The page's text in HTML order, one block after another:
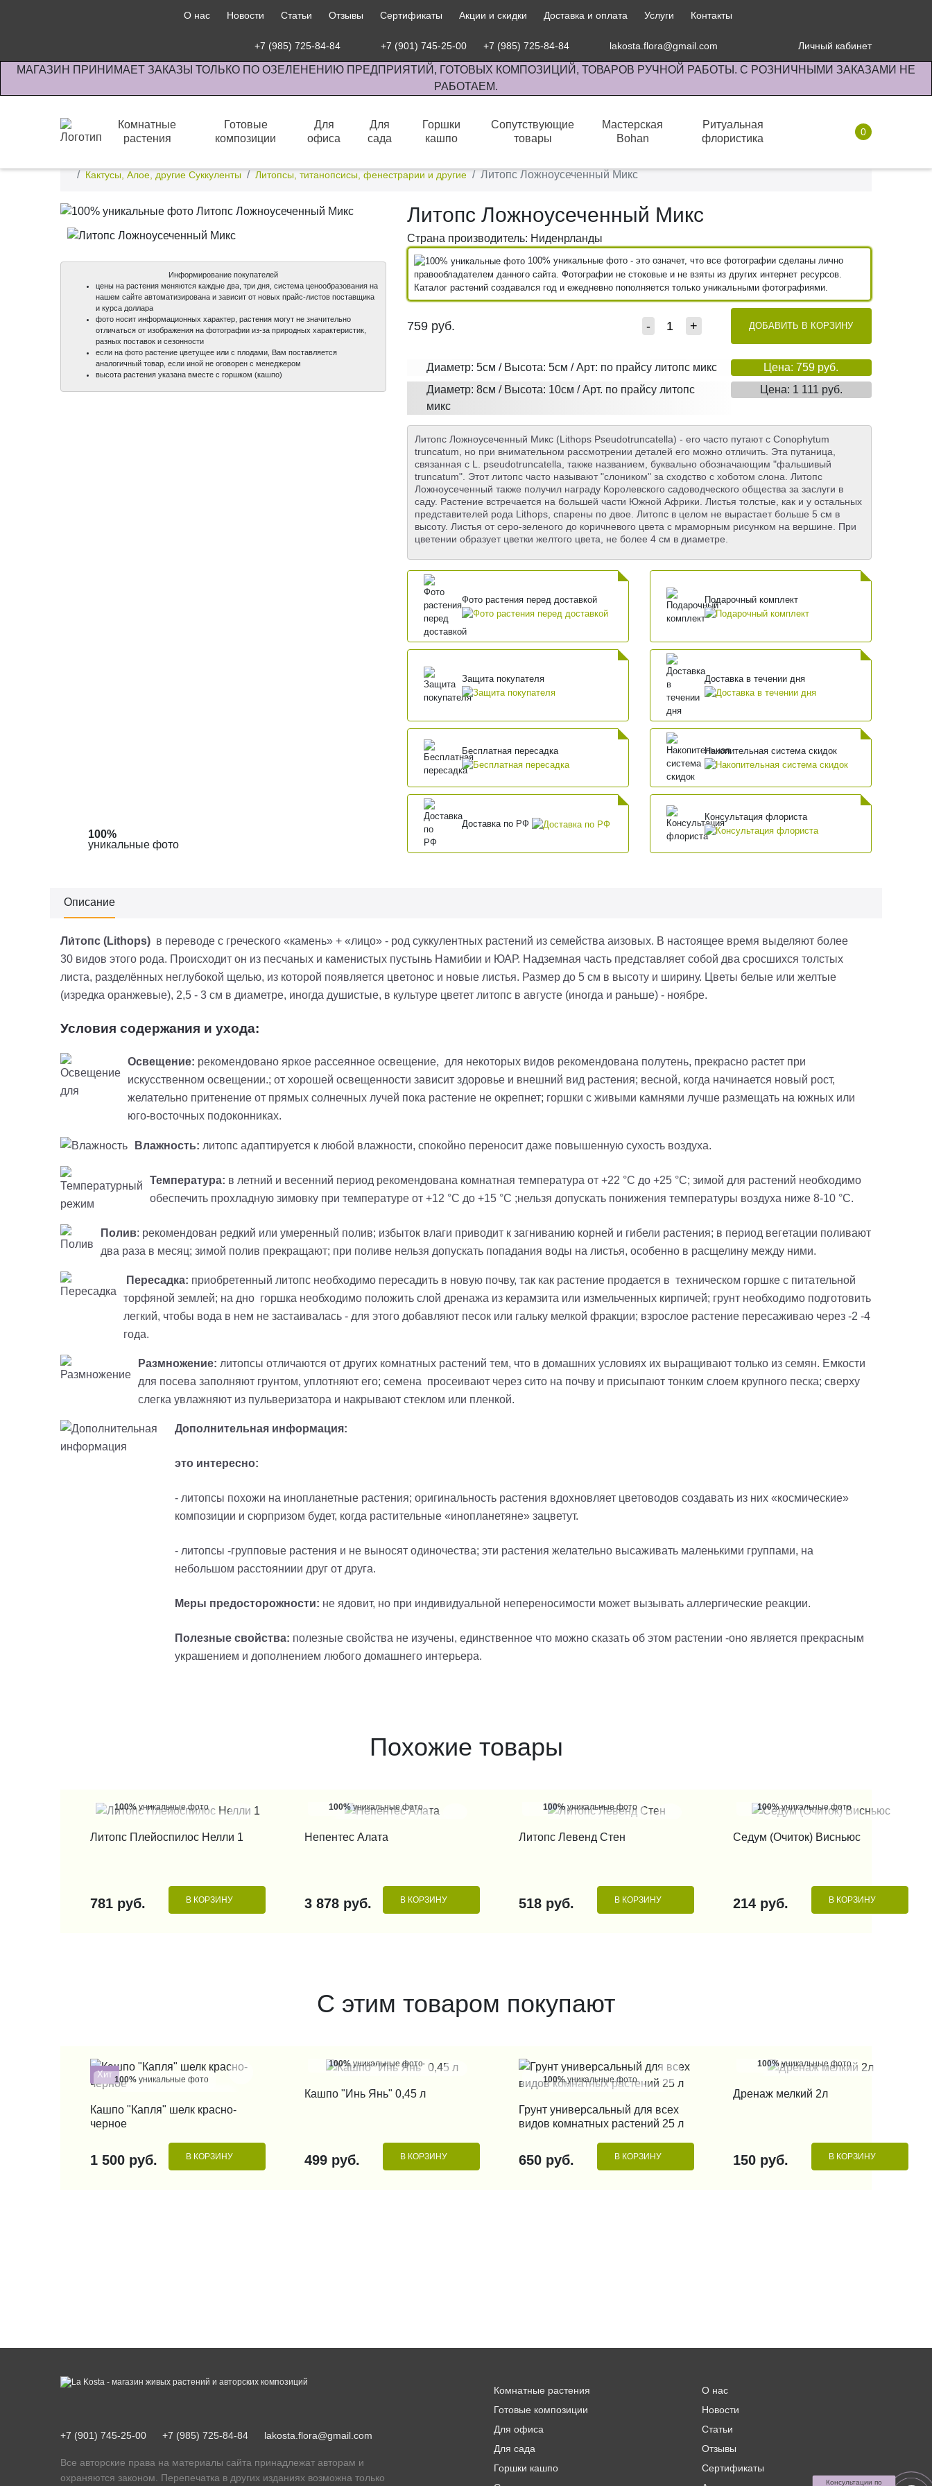
О нас Новости Статьи Отзывы Сертификаты Акции и скидки Доставка и оплата Услуги Контакты
+7 (985) 725-84-84 +7 (901) 745-25-00 +7 (985) 725-84-84 lakosta.flora@gmail.com Личный кабинет
МАГАЗИН ПРИНИМАЕТ ЗАКАЗЫ ТОЛЬКО ПО ОЗЕЛЕНЕНИЮ ПРЕДПРИЯТИЙ, ГОТОВЫХ КОМПОЗИЦИЙ, ТОВАРОВ РУЧНОЙ РАБОТЫ. С РОЗНИЧНЫМИ ЗАКАЗАМИ НЕ
РАБОТАЕМ.
Комнатные
растения
Готовые
композиции
Для
офиса
Для
сада
Горшки
кашпо
Сопутствующие
товары
Мастерская
Bohan
Ритуальная
флористика
0
Кактусы, Алое, другие Суккуленты
Литопсы, титанопсисы, фенестрарии и другие Литопс Ложноусеченный Микс
100%
уникальные фото
Информирование покупателей
цены на растения меняются каждые два, три дня, система ценообразования на
нашем сайте автоматизирована и зависит от новых прайс-листов поставщика
и курса доллара
фото носит информационных характер, растения могут не значительно
отличаться от изображения на фотографии из-за природных характеристик,
разных поставок и сезонности
если на фото растение цветущее или с плодами, Вам поставляется
аналогичный товар, если иной не оговорен с менеджером
высота растения указана вместе с горшком (кашпо)
Литопс Ложноусеченный Микс
Страна производитель: Ниденрланды
100% уникальные фото - это означет, что все фотографии сделаны лично
правообладателем данного сайта. Фотографии не стоковые и не взяты из других интернет ресурсов.
Каталог растений создавался год и ежедневно пополняется только уникальными фотографиями.
759 руб. - + ДОБАВИТЬ В КОРЗИНУ
Диаметр: 5см / Высота: 5см / Арт: по прайсу литопс микс
Цена: 759 руб.
Диаметр: 8см / Высота: 10см / Арт. по прайсу литопс
микс
Цена: 1 111 руб.
Литопс Ложноусеченный Микс (Lithops Pseudotruncatella) - его часто путают с Conophytum
truncatum, но при внимательном рассмотрении деталей его можно отличить. Эта путаница,
связанная с L. pseudotruncatella, также названием, буквально обозначающим "фальшивый
truncatum". Этот литопс часто называют "слоником" за сходство с хоботом слона. Литопс
Ложноусеченный также получил награду Королевского садоводческого общества за заслуги в
саду. Растение встречается на большей части Южной Африки. Листья толстые, как и у остальных
представителей рода Lithops, спарены по двое. Литопс в целом не вырастает больше 5 см в
высоту. Листья от серо-зеленого до коричневого цвета с мраморным рисунком на вершине. При
цветении образует цветки желтого цвета, не более 4 см в диаметре.
Фото растения перед доставкой Подарочный комплект
Защита покупателя Доставка в течении дня
Бесплатная пересадка Накопительная система скидок
Доставка по РФ
Консультация флориста
Описание
Ли́топс (Lithops) в переводе с греческого «камень» + «лицо» - род суккулентных растений из семейства аизовых. В настоящее время выделяют более
30 видов этого рода. Происходит он из песчаных и каменистых пустынь Намибии и ЮАР. Надземная часть представляет собой два сросшихся толстых
листа, разделённых неглубокой щелью, из которой появляется цветонос и новые листья. Размер до 5 см в высоту и ширину. Цветы белые или желтые
(изредка оранжевые), 2,5 - 3 см в диаметре, иногда душистые, в культуре цветет литопс в августе (иногда и раньше) - ноябре.
Условия содержания и ухода:
Освещение: рекомендовано яркое рассеянное освещение, для некоторых видов рекомендована полутень, прекрасно растет при
искусственном освещении.; от хорошей освещенности зависит здоровье и внешний вид растения; весной, когда начинается новый рост,
желательно притенение от прямых солнечных лучей пока растение не окрепнет; горшки с живыми камнями лучше размещать на южных или
юго-восточных подоконниках.
Влажность: литопс адаптируется к любой влажности, спокойно переносит даже повышенную сухость воздуха.
Температура: в летний и весенний период рекомендована комнатная температура от +22 °C до +25 °C; зимой для растений необходимо
обеспечить прохладную зимовку при температуре от +12 °C до +15 °C ;нельзя допускать понижения температуры воздуха ниже 8-10 °C.
Полив: рекомендован редкий или умеренный полив; избыток влаги приводит к загниванию корней и гибели растения; в период вегетации поливают
два раза в месяц; зимой полив прекращают; при поливе нельзя допускать попадания воды на листья, особенно в расщелину между ними.
Пересадка: приобретенный литопс необходимо пересадить в новую почву, так как растение продается в техническом горшке с питательной
торфяной землей; на дно горшка необходимо положить слой дренажа из керамзита или измельченных кирпичей; грунт необходимо подготовить
легкий, чтобы вода в нем не застаивалась - для этого добавляют песок или гальку мелкой фракции; взрослое растение пересаживаю через -2 -4
года.
Размножение: литопсы отличаются от других комнатных растений тем, что в домашних условиях их выращивают только из семян. Емкости
для посева заполняют грунтом, уплотняют его; семена просеивают через сито на почву и присыпают тонким слоем крупного песка; сверху
слегка увлажняют из пульверизатора и накрывают стеклом или пленкой.
Дополнительная информация:
это интересно:
- литопсы похожи на инопланетные растения; оригинальность растения вдохновляет цветоводов создавать из них «космические»
композиции и сюрпризом будет, когда растительные «инопланетяне» зацветут.
- литопсы -групповые растения и не выносят одиночества; эти растения желательно высаживать маленькими группами, на
небольшом расстояниии друг от друга.
Меры предосторожности: не ядовит, но при индивидуальной непереносимости может вызывать аллергические реакции.
Полезные свойства: полезные свойства не изучены, единственное что можно сказать об этом растении -оно является прекрасным
украшением и дополнением любого домашнего интерьера.
Похожие товары
100%уникальные фото
Литопс Плейоспилос Нелли 1
781 руб. В КОРЗИНУ
100%уникальные фото
Непентес Алата
3 878 руб. В КОРЗИНУ
100%уникальные фото
Литопс Левенд Стен
518 руб. В КОРЗИНУ
100%уникальные фото
Седум (Очиток) Висньюс
214 руб. В КОРЗИНУ
С этим товаром покупают
Хит 100% уникальные фото
КУПИТЬ В 1 КЛИК
Кашпо "Капля" шелк красно-
черное
1 500 руб. В КОРЗИНУ
100%уникальные фото
Кашпо "Инь Янь" 0,45 л
499 руб. В КОРЗИНУ
100%уникальные фото
КУПИТЬ В 1 КЛИК
Грунт универсальный для всех
видов комнатных растений 25 л
650 руб. В КОРЗИНУ
100%уникальные фото
Дренаж мелкий 2л
150 руб. В КОРЗИНУ
+7 (901) 745-25-00 +7 (985) 725-84-84 lakosta.flora@gmail.com
Все авторские права на материалы сайта принадлежат авторам и
охраняются законом. Перепечатка в других изданиях возможна только
Комнатные растения
Готовые композиции
Для офиса
Для сада
Горшки кашпо
О нас
Новости
Статьи
Отзывы
Сертификаты
Консультации по